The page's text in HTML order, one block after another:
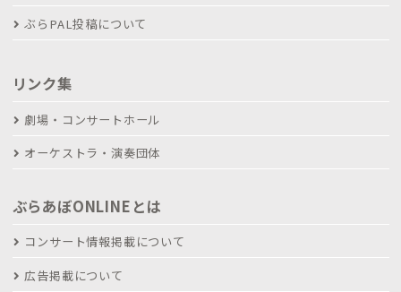
ぶらPAL投稿について
リンク集
劇場・コンサートホール
オーケストラ・演奏団体
ぶらあぼONLINEとは
コンサート情報掲載について
広告掲載について